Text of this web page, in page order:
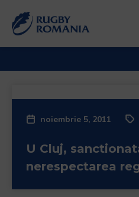
noiembrie 5, 2011
U Cluj,
nerespectarea